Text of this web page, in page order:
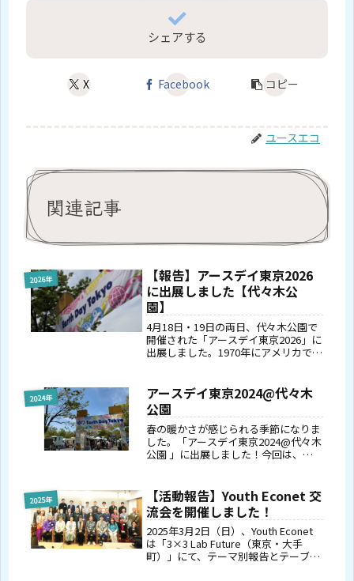
シェアする
X Facebook コピー
ユースエコ
関連記事
2026年
【報告】アースデイ東京2026
に出展しました【代々木公
園】
4月18日・19日の両日、代々木公園で
開催された「アースデイ東京2026」に
出展しました。1970年にアメリカで始
ムーブメントです。 東京における
2026年の日...
2024年
アースデイ東京2024@代々木
公園
春の暖かさが感じられる季節になりま
した。「アースデイ東京2024@代々木
公園 」に出展しました！今回は、一
人GRAFは、「食から笑みを。」を理
念に食品ロス削減に向けて取り...
2025年
【活動報告】Youth Econet 交
流会を開催しました！
2025年3月2日（日）、Youth Econet
は「3×3 Lab Future（東京・大手
町）」にて、テーマ別報告とテーブル